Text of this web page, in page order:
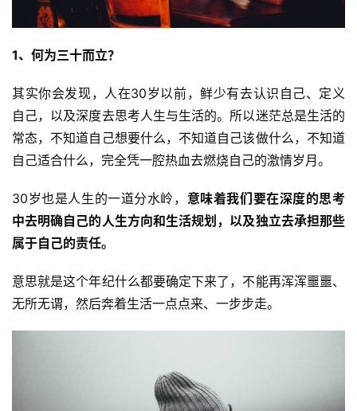
1、何为三十而立？
其实你会发现，人在30岁以前，鲜少有去认识自己、定义
自己，以及深度去思考人生与生活的。所以迷茫总是生活的
常态，不知道自己想要什么，不知道自己该做什么，不知道
自己适合什么，完全凭一腔热血去燃烧自己的激情岁月。
30岁也是人生的一道分水岭， 意味着我们要在深度的思考
中去明确自己的人生方向和生活规划，以及独立去承担那些
属于自己的责任。
意思就是这个年纪什么都要确定下来了，不能再浑浑噩噩、
无所无谓，然后奔着生活一点点来、一步步走。